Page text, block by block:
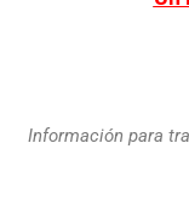
Información para